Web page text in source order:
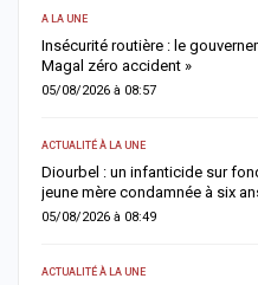
A LA UNE
Insécurité routière : le
Magal zéro accident »
05/08/2026 à 08:57
ACTUALITÉ À LA UNE
Diourbel : un infanticide sur
jeune mère condamnée à six
05/08/2026 à 08:49
ACTUALITÉ À LA UNE